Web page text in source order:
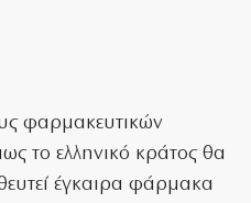
φαρμακευτικών
το ελληνικό κράτος θα
έγκαιρα φάρμακα